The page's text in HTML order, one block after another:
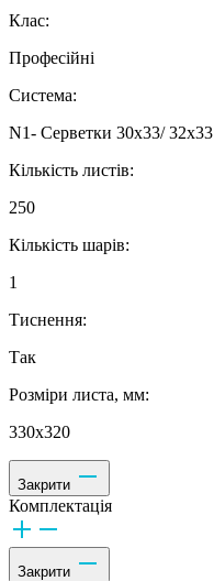
Клас:
Професійні
Система:
N1- Серветки 30х33/ 32х33
Кількість листів:
250
Кількість шарів:
1
Тиснення:
Так
Розміри листа, мм:
330х320
Закрити
Комплектація
Закрити